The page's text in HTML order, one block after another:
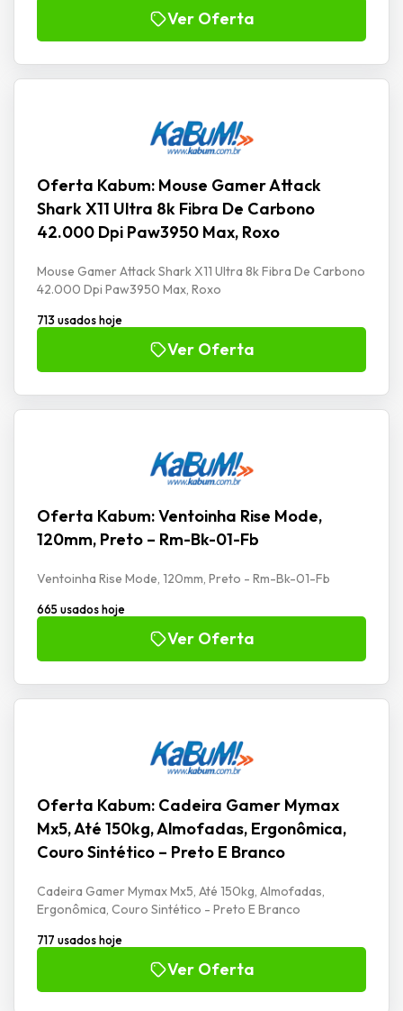
Ver Oferta
Oferta Kabum: Mouse Gamer Attack
Shark X11 Ultra 8k Fibra De Carbono
42.000 Dpi Paw3950 Max, Roxo
Mouse Gamer Attack Shark X11 Ultra 8k Fibra De Carbono
42.000 Dpi Paw3950 Max, Roxo
713 usados hoje
Ver Oferta
Oferta Kabum: Ventoinha Rise Mode,
120mm, Preto – Rm-Bk-01-Fb
Ventoinha Rise Mode, 120mm, Preto - Rm-Bk-01-Fb
665 usados hoje
Ver Oferta
Oferta Kabum: Cadeira Gamer Mymax
Mx5, Até 150kg, Almofadas, Ergonômica,
Couro Sintético – Preto E Branco
Cadeira Gamer Mymax Mx5, Até 150kg, Almofadas,
Ergonômica, Couro Sintético - Preto E Branco
717 usados hoje
Ver Oferta